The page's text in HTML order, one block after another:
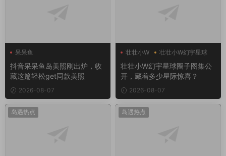
呆呆鱼
抖音呆呆鱼岛美照刚出炉，收
藏这篇轻松get同款美照
2026-08-07
壮壮小W 壮壮小W幻宇星球
壮壮小W幻宇星球圈子图集公
开，藏着多少星际惊喜？
2026-08-07
岛遇热点 岛遇热点